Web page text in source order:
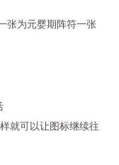
张为元婴期阵符一张
就可以让图标继续往